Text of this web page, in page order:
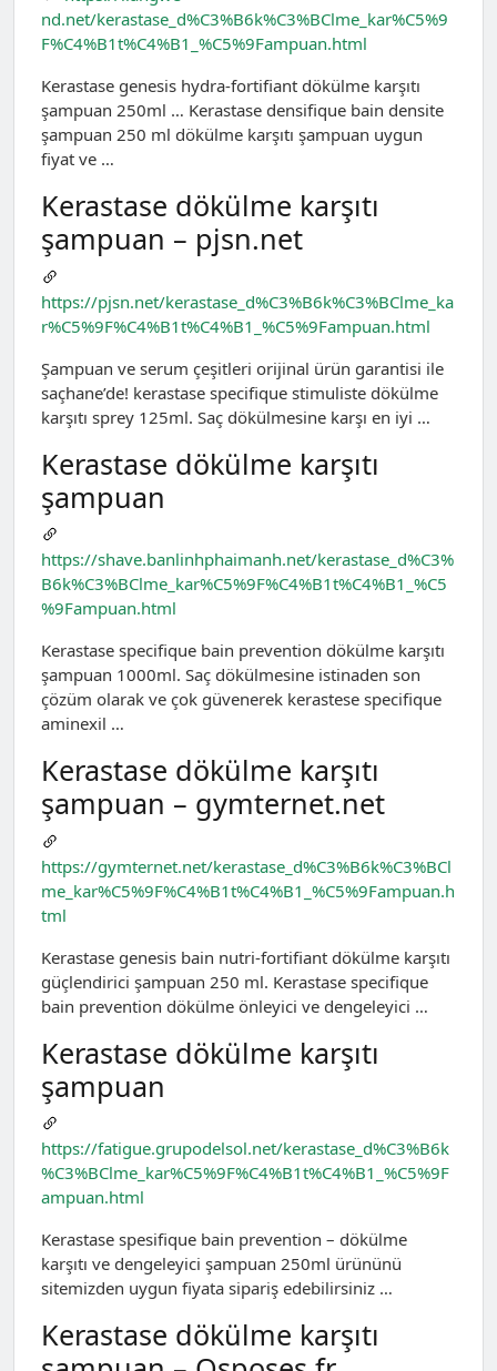
nd.net/kerastase_d%C3%B6k%C3%BClme_kar%C5%9
F%C4%B1t%C4%B1_%C5%9Fampuan.html
Kerastase genesis hydra-fortifiant dökülme karşıtı
şampuan 250ml … Kerastase densifique bain densite
şampuan 250 ml dökülme karşıtı şampuan uygun
fiyat ve …
Kerastase dökülme karşıtı
şampuan – pjsn.net
https://pjsn.net/kerastase_d%C3%B6k%C3%BClme_ka
r%C5%9F%C4%B1t%C4%B1_%C5%9Fampuan.html
Şampuan ve serum çeşitleri orijinal ürün garantisi ile
saçhane’de! kerastase specifique stimuliste dökülme
karşıtı sprey 125ml. Saç dökülmesine karşı en iyi …
Kerastase dökülme karşıtı
şampuan
https://shave.banlinhphaimanh.net/kerastase_d%C3%
B6k%C3%BClme_kar%C5%9F%C4%B1t%C4%B1_%C5
%9Fampuan.html
Kerastase specifique bain prevention dökülme karşıtı
şampuan 1000ml. Saç dökülmesine istinaden son
çözüm olarak ve çok güvenerek kerastese specifique
aminexil …
Kerastase dökülme karşıtı
şampuan – gymternet.net
https://gymternet.net/kerastase_d%C3%B6k%C3%BCl
me_kar%C5%9F%C4%B1t%C4%B1_%C5%9Fampuan.h
tml
Kerastase genesis bain nutri-fortifiant dökülme karşıtı
güçlendirici şampuan 250 ml. Kerastase specifique
bain prevention dökülme önleyici ve dengeleyici …
Kerastase dökülme karşıtı
şampuan
https://fatigue.grupodelsol.net/kerastase_d%C3%B6k
%C3%BClme_kar%C5%9F%C4%B1t%C4%B1_%C5%9F
ampuan.html
Kerastase spesifique bain prevention – dökülme
karşıtı ve dengeleyici şampuan 250ml ürününü
sitemizden uygun fiyata sipariş edebilirsiniz …
Kerastase dökülme karşıtı